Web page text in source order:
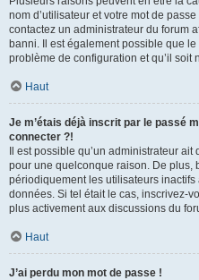
nom d’utilisateur et votre mot de
contactez un administrateur du forum
banni. Il est également possible que
problème de configuration et qu’il soit
Haut
Je m’étais déjà inscrit par le passé
connecter ?!
Il est possible qu’un administrateur
pour une quelconque raison. De plus,
périodiquement les utilisateurs
données. Si tel était le cas, inscrivez-
plus activement aux discussions du
Haut
J’ai perdu mon mot de passe !